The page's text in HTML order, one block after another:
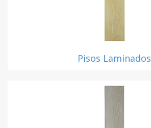
Pisos Laminados